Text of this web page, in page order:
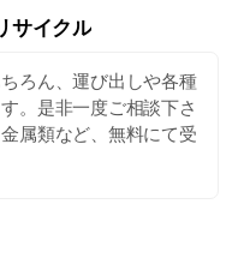
サイクル
ろん、運び出しや各種
。是非一度ご相談下さ
属類など、無料にて受